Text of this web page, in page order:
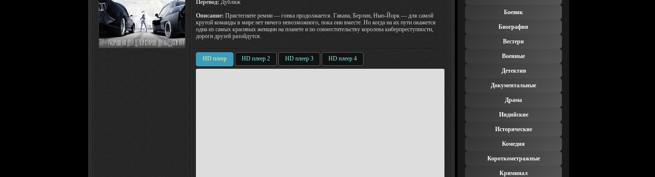
Перевод: Дубляж
Описание: Пристегните ремни — гонка продолжается. Гавана, Берлин, Нью-Йорк — для самой
крутой команды в мире нет ничего невозможного, пока они вместе. Но когда на их пути окажется
одна из самых красивых женщин на планете и по совместительству королева киберпреступности,
дороги друзей разойдутся.
HD плеер HD плеер 2 HD плеер 3 HD плеер 4
Боевик
Биография
Вестерн
Военные
Детектив
Документальные
Драма
Индийские
Исторические
Комедия
Короткометражные
Криминал